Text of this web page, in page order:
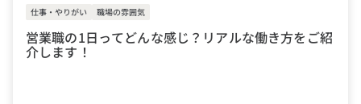
仕事・やりがい 職場の雰囲気
営業職の1日ってどんな感じ？リアルな働き方をご紹
介します！